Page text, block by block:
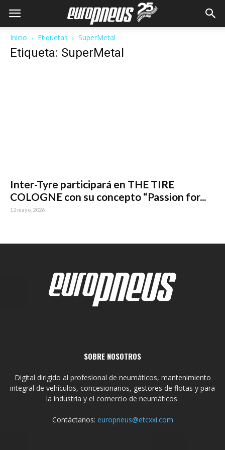
Inicio Etiquetas SuperMetal
Etiqueta: SuperMetal
Inter-Tyre participará en THE TIRE
COLOGNE con su concepto “Passion for...
12 mayo, 2026
SOBRE NOSOTROS
Digital dirigido al profesional de neumáticos, mantenimiento
integral de vehículos, concesionarios, gestores de flotas y para
la industria y el comercio de neumáticos.
Contáctanos: europneus@etcxxi.com